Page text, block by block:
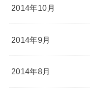
2014年10月
2014年9月
2014年8月